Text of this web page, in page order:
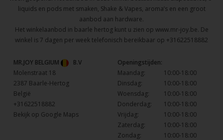
liquids en pods met smaken, Shake & Vapes, aroma’s en een groot
aanbod aan hardware.
Het winkelaanbod in baarle hertog kunt u zien op www.mr-joy.be. De
winkel is 7 dagen per week telefonisch bereikbaar op +31622518882
MR.JOY BELGIUM
B.V
Molenstraat 18
2387 Baarle-Hertog
België
+31622518882
Bekijk op Google Maps
Openingstijden:
Maandag:
10:00-18:00
Dinsdag:
10:00-18:00
Woensdag:
10:00-18:00
Donderdag:
10:00-18:00
Vrijdag:
10:00-18:00
Zaterdag:
10:00-18:00
Zondag:
10:00-18:00